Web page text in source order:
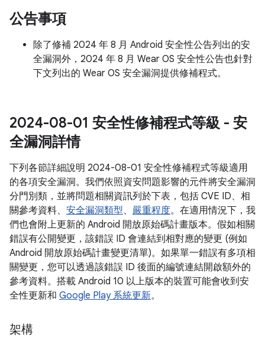
公告事項
除了修補 2024 年 8 月 Android 安全性公告列出的安
全漏洞外，2024 年 8 月 Wear OS 安全性公告也針對
下文列出的 Wear OS 安全漏洞提供修補程式。
2024-08-01 安全性修補程式等級 - 安
全漏洞詳情
下列各節詳細說明 2024-08-01 安全性修補程式等級適用
的各項安全漏洞。我們依照資安問題影響的元件將安全漏洞
分門別類，並將問題相關資訊列於下表，包括 CVE ID、相
關參考資料、 安全漏洞類型、 嚴重程度。在適用情況下，我
們也會附上更新的 Android 開放原始碼計畫版本。假如相關
錯誤有公開變更，該錯誤 ID 會連結到相對應的變更 (例如
Android 開放原始碼計畫變更清單)。如果單一錯誤有多項相
關變更，您可以透過該錯誤 ID 後面的編號連結開啟額外的
參考資料。搭載 Android 10 以上版本的裝置可能會收到安
全性更新和 Google Play 系統更新。
架構